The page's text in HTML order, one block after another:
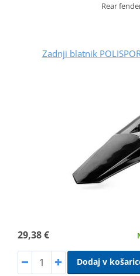
Rear
Zadnji blatnik
29,38 €
Dodaj v